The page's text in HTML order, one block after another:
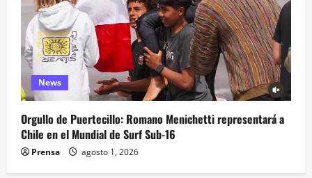
News
Orgullo de Puertecillo: Romano Menichetti representará a
Chile en el Mundial de Surf Sub-16
Prensa agosto 1, 2026